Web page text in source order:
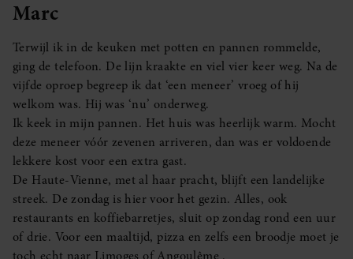
Marc
Terwijl ik in de keuken met potten en pannen rommelde,
ging de telefoon. De lijn kraakte en viel vier keer weg. Na de
vijfde oproep begreep ik dat ‘een meneer’ vroeg of hij
welkom was. Hij was ‘nu’ onderweg.
Ik keek in mijn pannen. Het huis was heerlijk warm. Mocht
deze meneer vóór zevenen arriveren, dan was er voldoende
lekkere kost voor een extra gast.
De Haute-Vienne, met al haar pracht, blijft een landelijke
streek. De zondag is hier voor het gezin. Alles, ook
restaurants en koffiebarretjes, sluit op zondag rond een uur
of drie. Voor een maaltijd, pizza en zelfs een broodje moet je
toch echt naar Limoges of Angoulême .